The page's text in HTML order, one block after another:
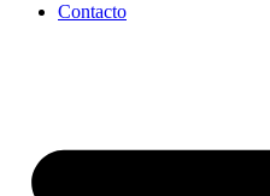
Contacto